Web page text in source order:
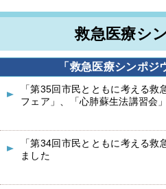
救急医療シ
「救急医療シンポジ
「第35回市民とともに考える
フェア」、「心肺蘇生法講習会
「第34回市民とともに考える
ました